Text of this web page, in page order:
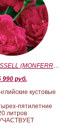
DARCEY BUSSELL (MONFERRATO) (Дарси Басл)
990 руб.
кустовые
пятилетние
литров